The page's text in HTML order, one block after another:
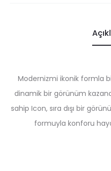
Modernizmi ikonik formla
dinamik bir görünüm
sahip Icon, sıra dışı bir
formuyla konforu